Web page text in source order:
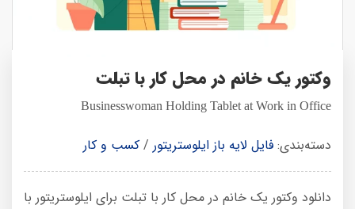
وکتور یک خانم در محل کار با تبلت
Businesswoman Holding Tablet at Work in Office
دسته‌بندی: فایل لایه باز ایلوستریتور / کسب و کار
دانلود وکتور یک خانم در محل کار با تبلت برای ایلوستریتور با